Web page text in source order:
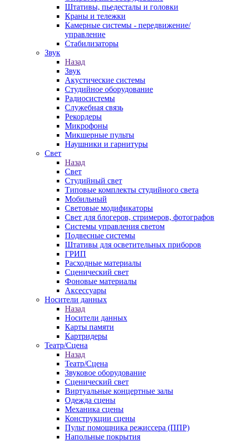
Штативы, пьедесталы и головки
Краны и тележки
Камерные системы - передвижение/
управление
Стабилизаторы
Звук
Назад
Звук
Акустические системы
Студийное оборудование
Радиосистемы
Служебная связь
Рекордеры
Микрофоны
Микшерные пульты
Наушники и гарнитуры
Свет
Назад
Свет
Студийный свет
Типовые комплекты студийного света
Мобильный
Световые модификаторы
Свет для блогеров, стримеров, фотографов
Системы управления светом
Подвесные системы
Штативы для осветительных приборов
ГРИП
Расходные материалы
Сценический свет
Фоновые материалы
Аксессуары
Носители данных
Назад
Носители данных
Карты памяти
Картридеры
Театр/Сцена
Назад
Театр/Сцена
Звуковое оборудование
Сценический свет
Виртуальные концертные залы
Одежда сцены
Механика сцены
Конструкции сцены
Пульт помощника режиссера (ППР)
Напольные покрытия